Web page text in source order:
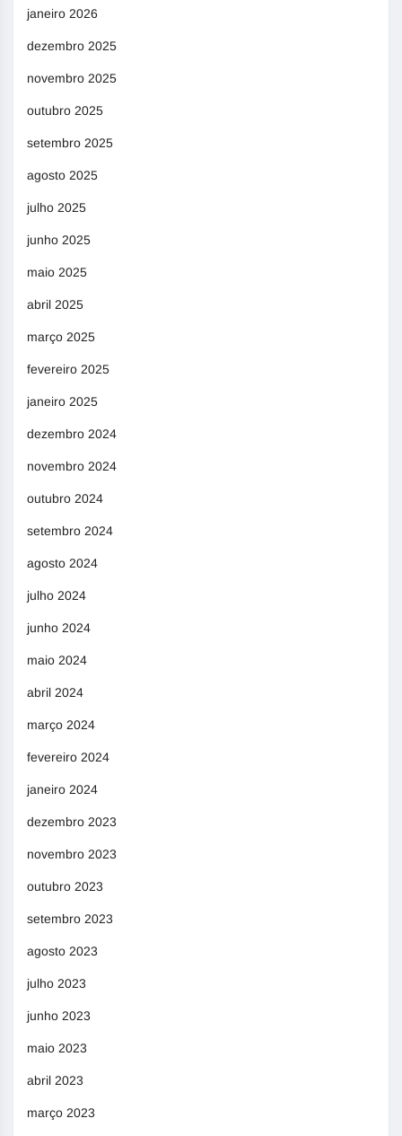
janeiro 2026
dezembro 2025
novembro 2025
outubro 2025
setembro 2025
agosto 2025
julho 2025
junho 2025
maio 2025
abril 2025
março 2025
fevereiro 2025
janeiro 2025
dezembro 2024
novembro 2024
outubro 2024
setembro 2024
agosto 2024
julho 2024
junho 2024
maio 2024
abril 2024
março 2024
fevereiro 2024
janeiro 2024
dezembro 2023
novembro 2023
outubro 2023
setembro 2023
agosto 2023
julho 2023
junho 2023
maio 2023
abril 2023
março 2023